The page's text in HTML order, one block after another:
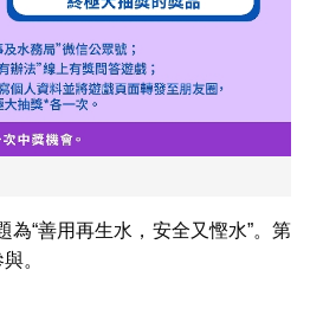
“善用再生水，安全又慳水”。第
。